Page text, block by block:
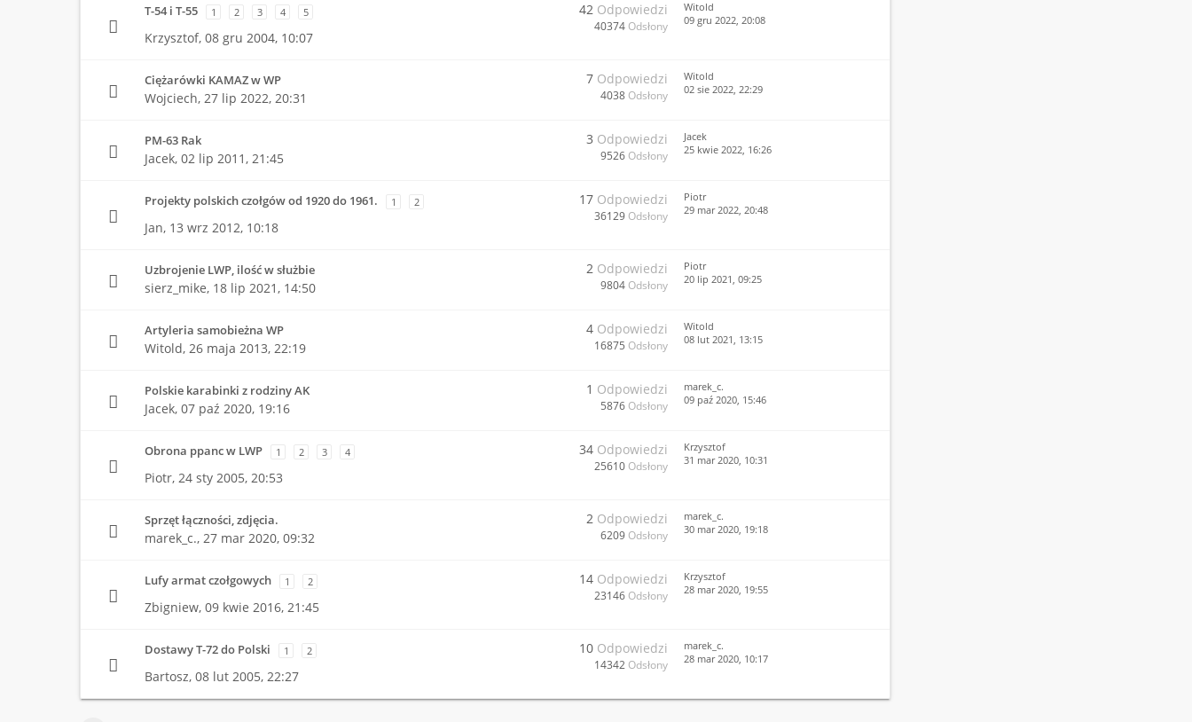
T-54 i T-55 1 2 3 4 5
Krzysztof, 08 gru 2004, 10:07
42 Odpowiedzi
40374 Odsłony
Witold
09 gru 2022, 20:08
Ciężarówki KAMAZ w WP
Wojciech, 27 lip 2022, 20:31
7 Odpowiedzi
4038 Odsłony
Witold
02 sie 2022, 22:29
PM-63 Rak
Jacek, 02 lip 2011, 21:45
3 Odpowiedzi
9526 Odsłony
Jacek
25 kwie 2022, 16:26
Projekty polskich czołgów od 1920 do 1961. 1 2
Jan, 13 wrz 2012, 10:18
17 Odpowiedzi
36129 Odsłony
Piotr
29 mar 2022, 20:48
Uzbrojenie LWP, ilość w służbie
sierz_mike, 18 lip 2021, 14:50
2 Odpowiedzi
9804 Odsłony
Piotr
20 lip 2021, 09:25
Artyleria samobieżna WP
Witold, 26 maja 2013, 22:19
4 Odpowiedzi
16875 Odsłony
Witold
08 lut 2021, 13:15
Polskie karabinki z rodziny AK
Jacek, 07 paź 2020, 19:16
1 Odpowiedzi
5876 Odsłony
marek_c.
09 paź 2020, 15:46
Obrona ppanc w LWP 1 2 3 4
Piotr, 24 sty 2005, 20:53
34 Odpowiedzi
25610 Odsłony
Krzysztof
31 mar 2020, 10:31
Sprzęt łączności, zdjęcia.
marek_c., 27 mar 2020, 09:32
2 Odpowiedzi
6209 Odsłony
marek_c.
30 mar 2020, 19:18
Lufy armat czołgowych 1 2
Zbigniew, 09 kwie 2016, 21:45
14 Odpowiedzi
23146 Odsłony
Krzysztof
28 mar 2020, 19:55
Dostawy T-72 do Polski 1 2
Bartosz, 08 lut 2005, 22:27
10 Odpowiedzi
14342 Odsłony
marek_c.
28 mar 2020, 10:17